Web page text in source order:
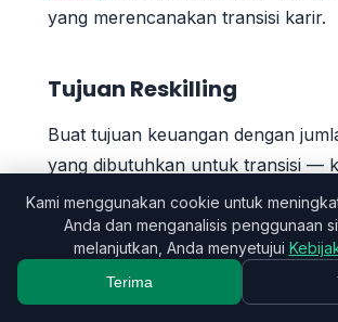
yang merencanakan transisi karir.
Tujuan Reskilling
Buat tujuan keuangan dengan
yang dibutuhkan untuk transisi —
tabungan, dan biaya tambahan.
demi bulan berapa yang tersisa.
yang jelas mengubah impian
konkret.
Kami menggunakan cookie untuk
Anda dan menganalisis penggunaan
melanjutkan, Anda menyetujui
Terima